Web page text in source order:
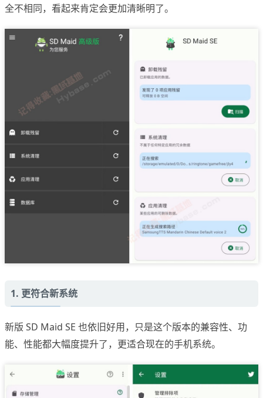
全不相同，看起来肯定会更加清晰明了。
1. 更符合新系统
新版 SD Maid SE 也依旧好用，只是这个版本的兼容性、功
能、性能都大幅度提升了，更适合现在的手机系统。